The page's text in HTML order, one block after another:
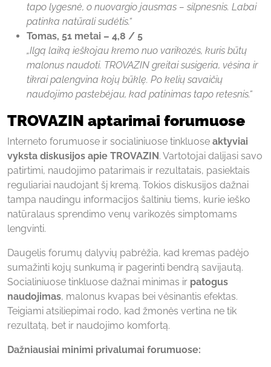
tapo lygesnė, o nuovargio jausmas – silpnesnis. Labai
patinka natūrali sudėtis.“
Tomas, 51 metai – 4,8 / 5
„Ilgą laiką ieškojau kremo nuo varikozės, kuris būtų
malonus naudoti. TROVAZIN greitai susigeria, vėsina ir
tikrai palengvina kojų būklę. Po kelių savaičių
naudojimo pastebėjau, kad patinimas tapo retesnis.“
TROVAZIN aptarimai forumuose
Interneto forumuose ir socialiniuose tinkluose aktyviai
vyksta diskusijos apie TROVAZIN. Vartotojai dalijasi savo
patirtimi, naudojimo patarimais ir rezultatais, pasiektais
reguliariai naudojant šį kremą. Tokios diskusijos dažnai
tampa naudingu informacijos šaltiniu tiems, kurie ieško
natūralaus sprendimo venų varikozės simptomams
lengvinti.
Daugelis forumų dalyvių pabrėžia, kad kremas padėjo
sumažinti kojų sunkumą ir pagerinti bendrą savijautą.
Socialiniuose tinkluose dažnai minimas ir patogus
naudojimas, malonus kvapas bei vėsinantis efektas.
Teigiami atsiliepimai rodo, kad žmonės vertina ne tik
rezultatą, bet ir naudojimo komfortą.
Dažniausiai minimi privalumai forumuose: